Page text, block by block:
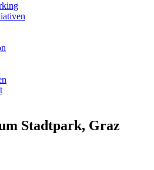
Stadtpark, Graz